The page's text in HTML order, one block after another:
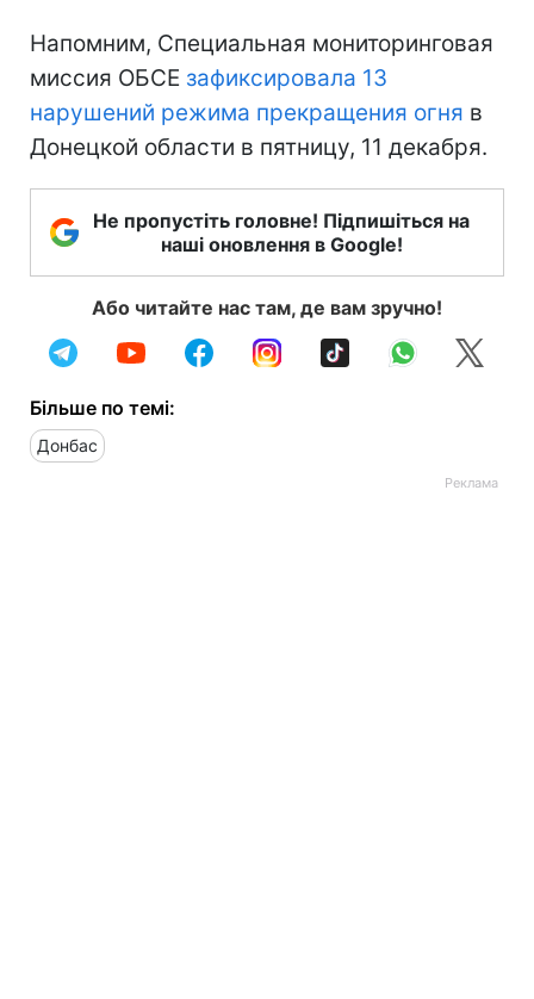
Напомним, Специальная мониторинговая
миссия ОБСЕ зафиксировала 13
нарушений режима прекращения огня в
Донецкой области в пятницу, 11 декабря.
Не пропустіть головне! Підпишіться на
наші оновлення в Google!
Або читайте нас там, де вам зручно!
Більше по темі:
Донбас